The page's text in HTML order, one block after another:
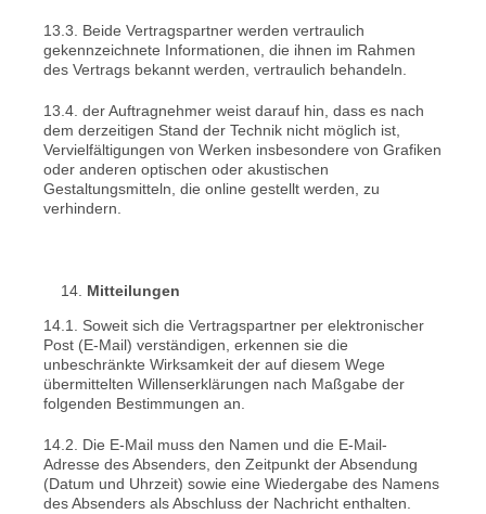
13.3. Beide Vertragspartner werden vertraulich
gekennzeichnete Informationen, die ihnen im Rahmen
des Vertrags bekannt werden, vertraulich behandeln.
13.4. der Auftragnehmer weist darauf hin, dass es nach
dem derzeitigen Stand der Technik nicht möglich ist,
Vervielfältigungen von Werken insbesondere von Grafiken
oder anderen optischen oder akustischen
Gestaltungsmitteln, die online gestellt werden, zu
verhindern.
Mitteilungen
14.1. Soweit sich die Vertragspartner per elektronischer
Post (E-Mail) verständigen, erkennen sie die
unbeschränkte Wirksamkeit der auf diesem Wege
übermittelten Willenserklärungen nach Maßgabe der
folgenden Bestimmungen an.
14.2. Die E-Mail muss den Namen und die E-Mail-
Adresse des Absenders, den Zeitpunkt der Absendung
(Datum und Uhrzeit) sowie eine Wiedergabe des Namens
des Absenders als Abschluss der Nachricht enthalten.